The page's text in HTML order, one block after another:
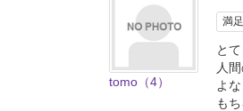
tomo（4）
満
と
人
よ
も